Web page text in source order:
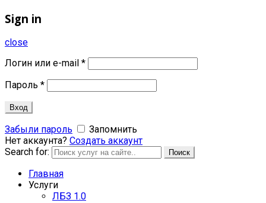
Sign in
close
Логин или e-mail *
Пароль *
Вход
Забыли пароль
Запомнить
Нет аккаунта? Создать аккаунт
Search for:
Поиск
Главная
Услуги
ЛБЗ 1.0